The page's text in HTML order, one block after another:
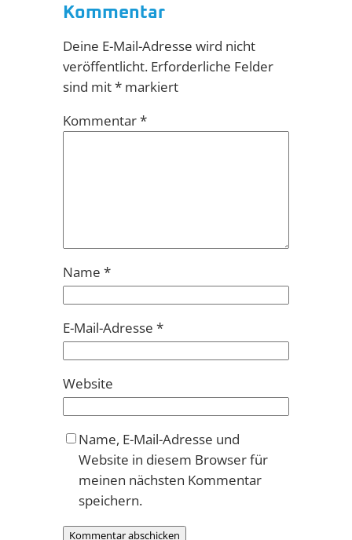
Kommentar
Deine E-Mail-Adresse wird nicht
veröffentlicht. Erforderliche Felder
sind mit*markiert
Kommentar*
Name *
E-Mail-Adresse *
Website
Name, E-Mail-Adresse und
Website in diesem Browser für
meinen nächsten Kommentar
speichern.